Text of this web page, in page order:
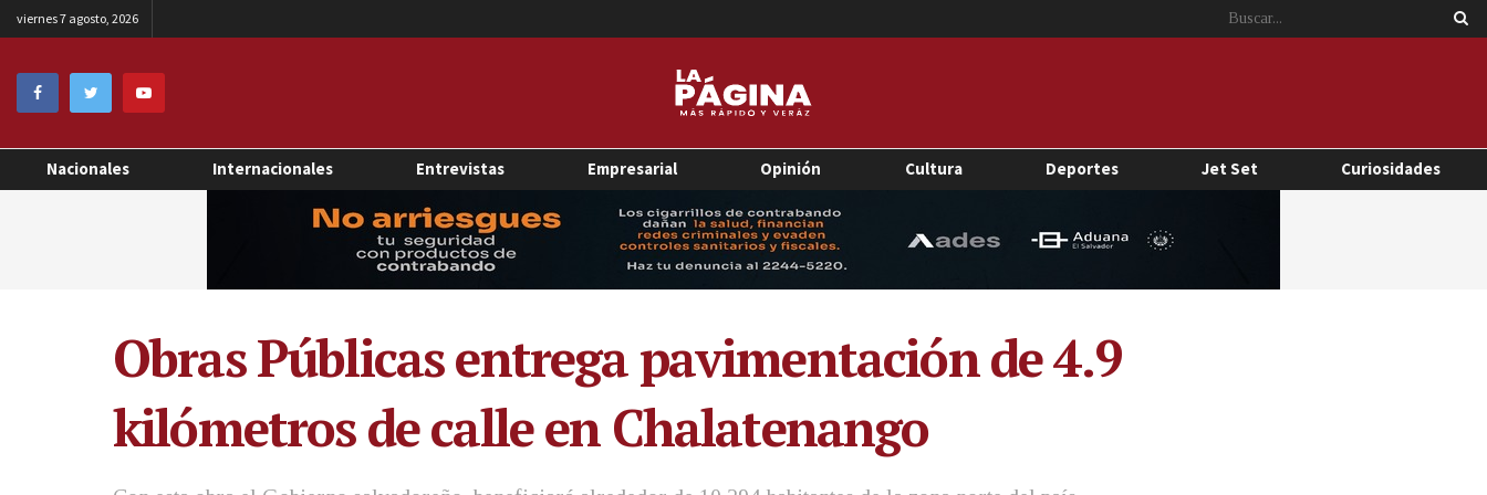
viernes 7 agosto, 2026
Nacionales Internacionales Entrevistas Empresarial Opinión Cultura Deportes Jet Set Curiosidades
Obras Públicas entrega pavimentación de 4.9
kilómetros de calle en Chalatenango